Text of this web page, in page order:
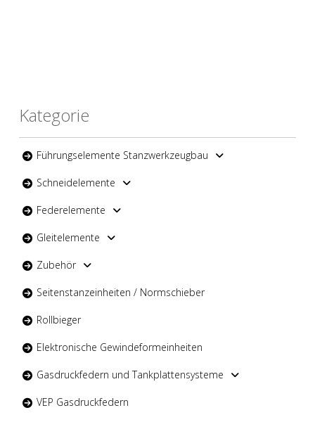
Kategorie
Führungselemente Stanzwerkzeugbau
Schneidelemente
Federelemente
Gleitelemente
Zubehör
Seitenstanzeinheiten / Normschieber
Rollbieger
Elektronische Gewindeformeinheiten
Gasdruckfedern und Tankplattensysteme
VEP Gasdruckfedern